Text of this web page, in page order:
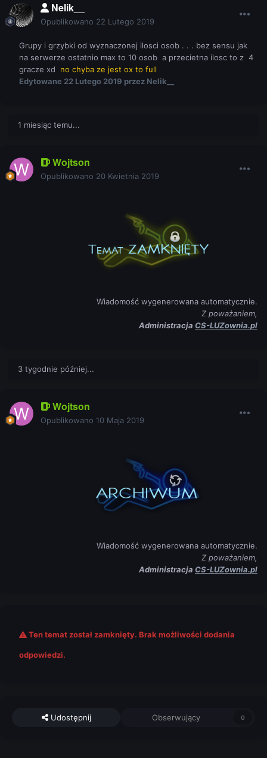
Nelik__
Opublikowano 22 Lutego 2019
Grupy i grzybki od wyznaczonej ilosci osob . . . bez sensu jak
na serwerze ostatnio max to 10 osob a przecietna ilosc to z 4
gracze xd no chyba ze jest ox to full
Edytowane 22 Lutego 2019 przez Nelik__
1 miesiąc temu...
Wojtson
Opublikowano 20 Kwietnia 2019
Wiadomość wygenerowana automatycznie.
Z poważaniem,
Administracja CS-LUZownia.pl
3 tygodnie później...
Wojtson
Opublikowano 10 Maja 2019
Wiadomość wygenerowana automatycznie.
Z poważaniem,
Administracja CS-LUZownia.pl
Ten temat został zamknięty. Brak możliwości dodania
odpowiedzi.
Udostępnij Obserwujący 0